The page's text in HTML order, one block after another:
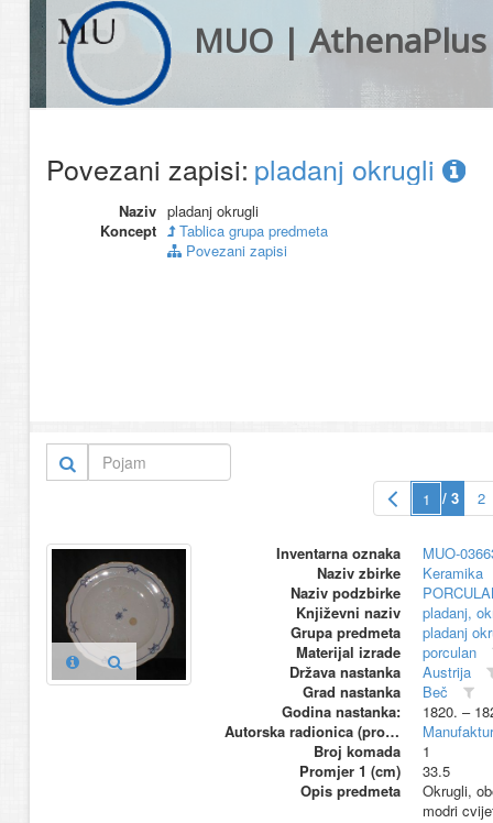
MUO | AthenaPlus
Povezani zapisi: pladanj okrugli
Naziv pladanj okrugli
Koncept
Tablica grupa predmeta
Povezani zapisi
/ 3 2
Inventarna oznaka
MUO-
Naziv zbirke
Keramika
Naziv podzbirke
Književni naziv
pladanj,
Grupa predmeta
pladanj
Materijal izrade
porculan
Država nastanka
Austrija
Grad nastanka
Beč
Godina nastanka:
1820. –
Autorska radionica (proizvođač)
Broj komada
1
Promjer 1 (cm)
33.5
Opis predmeta
Okrugli,
modri